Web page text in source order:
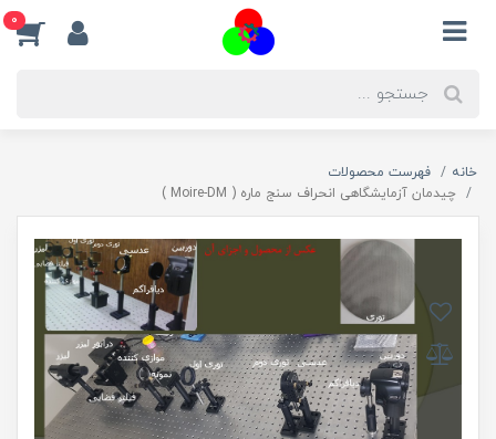
0
خانه
فهرست محصولات
چیدمان آزمایشگاهی انحراف سنج ماره ( Moire-DM )